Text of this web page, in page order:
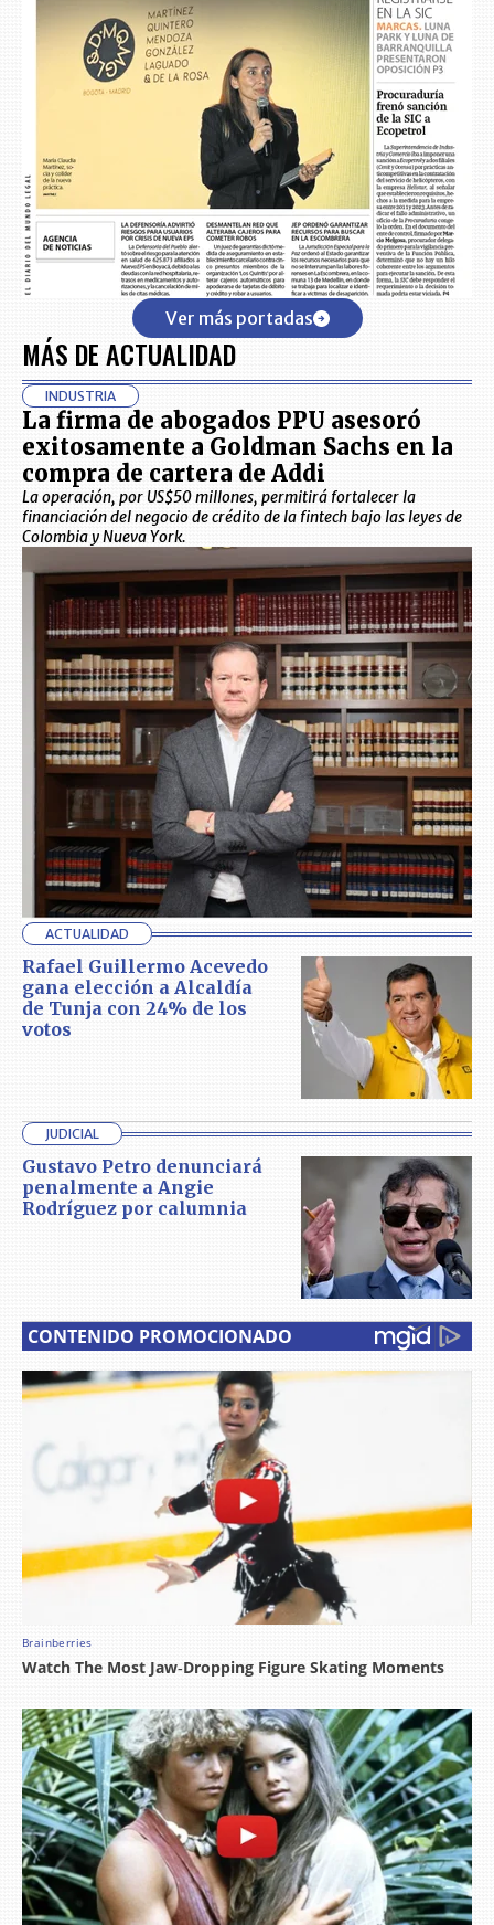
Ver más portadas
MÁS DE ACTUALIDAD
INDUSTRIA
La firma de abogados PPU asesoró
exitosamente a Goldman Sachs en la
compra de cartera de Addi
La operación, por US$50 millones, permitirá fortalecer la
financiación del negocio de crédito de la fintech bajo las leyes de
Colombia y Nueva York.
ACTUALIDAD
Rafael Guillermo Acevedo
gana elección a Alcaldía
de Tunja con 24% de los
votos
JUDICIAL
Gustavo Petro denunciará
penalmente a Angie
Rodríguez por calumnia